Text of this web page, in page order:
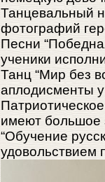
Танцевальный
фотографий
Песни
ученики
Танц “Мир без
аплодисменты
имеют большое
“Обучение
удовольствием